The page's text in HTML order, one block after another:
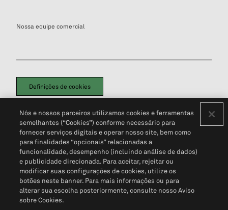
Nossa equipe comercial
Definições de cookies
Política de PrivacidadePortal de privacidade do cliente (em inglês)
Não Venda Minhas Informações Pessoais© 2026 S&P Global
Nós e nossos parceiros utilizamos cookies e ferramentas
semelhantes (“Cookies”) conforme necessário para
fornecer serviços digitais e operar nosso site, bem como
para finalidades “opcionais” relacionadas a
funcionalidade, desempenho (incluindo análise de dados)
e publicidade direcionada. Para aceitar, rejeitar ou
modificar suas configurações de cookies, utilize os
botões neste banner. Para mais informações ou para
alterar sua escolha posteriormente, consulte nosso Aviso
sobre Cookies.